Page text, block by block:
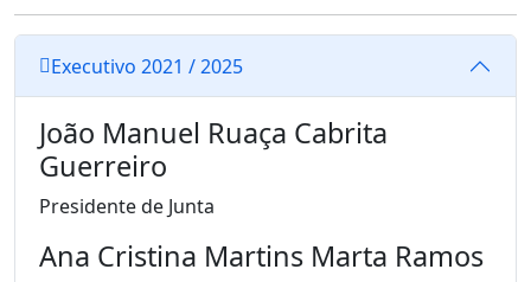
Executivo 2021 / 2025
João Manuel Ruaça Cabrita
Guerreiro
Presidente de Junta
Ana Cristina Martins Marta Ramos